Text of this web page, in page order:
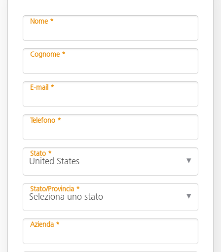
Nome *
Cognome *
E-mail *
Telefono *
Stato *
Stato/Provincia *
Azienda *